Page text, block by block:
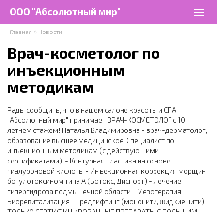
ООО "Абсолютный мир"
Главная » Новости
Врач-косметолог по
инъекционным
методикам
Рады сообщить, что в нашем салоне красоты и СПА
"Абсолютный мир" принимает ВРАЧ-КОСМЕТОЛОГ с 10
летнем стажем! Наталья Владимировна - врач-дерматолог,
образование высшее медицинское. Специалист по
инъекционным методикам (с действующими
сертификатами). - Контурная пластика на основе
гиалуроновой кислоты - Инъекционная коррекция морщин
ботулотоксином типа А (Ботокс, Диспорт) - Лечение
гипергидроза подмышечной области - Мезотерапия -
Биоревитализация - Тредлифтинг (мононити, жидкие нити)